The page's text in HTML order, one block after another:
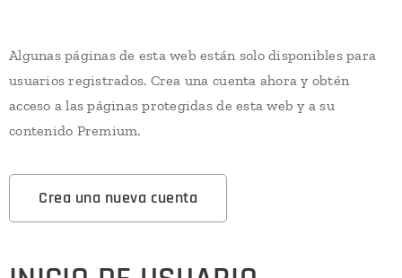
Algunas páginas de esta web están solo disponibles para
usuarios registrados. Crea una cuenta ahora y obtén
acceso a las páginas protegidas de esta web y a su
contenido Premium.
Crea una nueva cuenta